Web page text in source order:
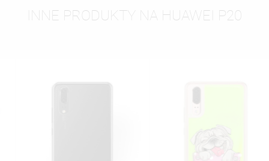
INNE PRODUKTY NA HUAWEI P20